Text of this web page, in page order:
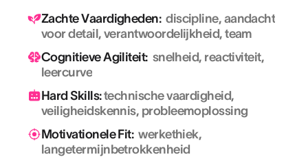
Zachte Vaardigheden: discipline, aandacht
voor detail, verantwoordelijkheid, team
Cognitieve Agiliteit: snelheid, reactiviteit,
leercurve
Hard Skills:technische vaardigheid,
veiligheidskennis, probleemoplossing
Motivationele Fit: werkethiek,
langetermijnbetrokkenheid